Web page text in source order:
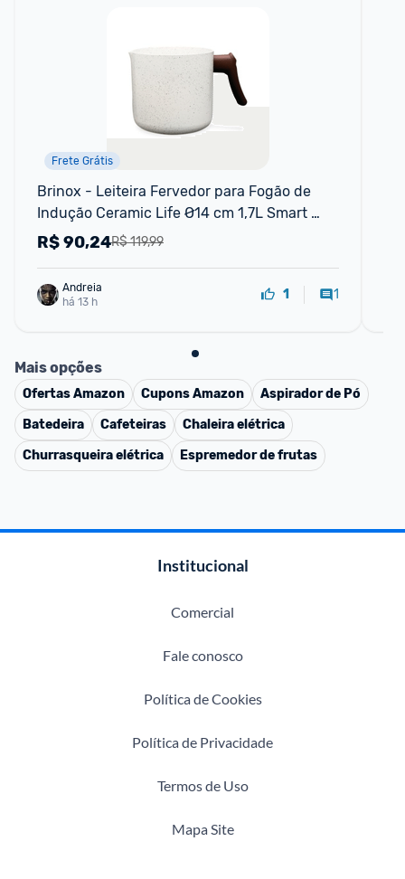
Frete Grátis
Brinox - Leiteira Fervedor para Fogão de
Indução Ceramic Life Ø14 cm 1,7L Smart
Plus - VanillaR$ 119,99
R$90,24
Andreia
há 13 h
1 1
Mais opções
OfertasAmazon CuponsAmazon
Aspirador de Pó
Batedeira
Cafeteiras
Chaleira elétrica
Churrasqueira elétrica
Espremedor de frutas
Institucional
Comercial
Fale conosco
Política de Cookies
Política de Privacidade
Termos de Uso
Mapa Site